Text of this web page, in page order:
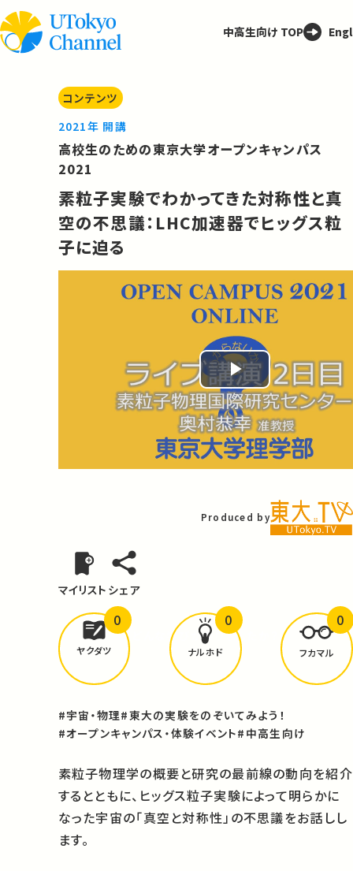
中高生向け TOP
コンテンツ
2021年 開講
高校生のための東京大学オープンキャンパス
2021
素粒子実験でわかってきた対称性と真
空の不思議：LHC加速器でヒッグス粒
子に迫る
Play
Video
Produced by
マイリスト シェア
どんな学びがありましたか？
ヤクダツ
0
ナルホド
0
フカマル
0
#宇宙・物理#東大の実験をのぞいてみよう！
#オープンキャンパス・体験イベント#中高生向け
素粒子物理学の概要と研究の最前線の動向を紹介
するとともに、ヒッグス粒子実験によって明らかに
なった宇宙の「真空と対称性」の不思議をお話しし
ます。